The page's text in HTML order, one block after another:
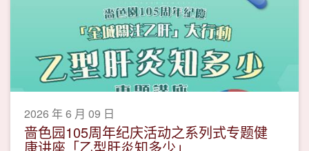
2026 年 6 月 09 日
啬色园105周年纪庆活动之系列式专题健